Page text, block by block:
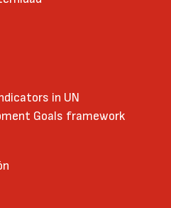
in UN
Goals framework